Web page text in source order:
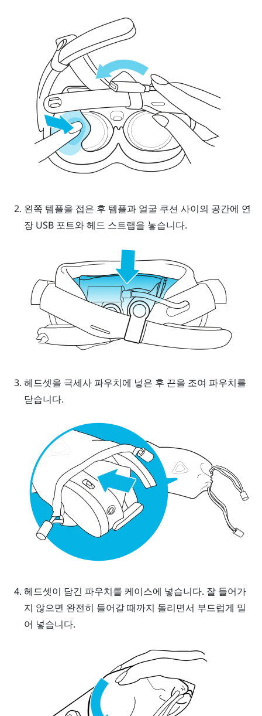
왼쪽 템플을 접은 후 템플과 얼굴 쿠션 사이의 공간에 연
장 USB 포트와 헤드 스트랩을 놓습니다.
헤드셋을 극세사 파우치에 넣은 후 끈을 조여 파우치를
닫습니다.
헤드셋이 담긴 파우치를 케이스에 넣습니다. 잘 들어가
지 않으면 완전히 들어갈 때까지 돌리면서 부드럽게 밀
어 넣습니다.